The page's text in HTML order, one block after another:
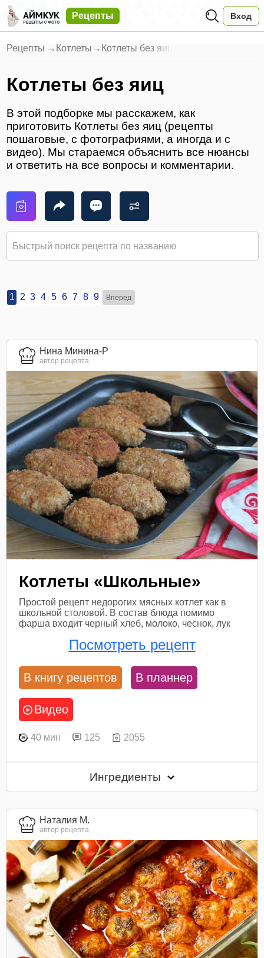
Рецепты Вход
Рецепты → Котлеты → Котлеты без яиц
Котлеты без яиц
В этой подборке мы расскажем, как
приготовить Котлеты без яиц (рецепты
пошаговые, с фотографиями, а иногда и с
видео). Мы стараемся объяснить все нюансы
и ответить на все вопросы и комментарии.
1 2 3 4 5 6 7 8 9 Вперед
Нина Минина-Р
автор рецепта
Котлеты «Школьные»
Простой рецепт недорогих мясных котлет как в
школьной столовой. В состав блюда помимо
фарша входит черный хлеб, молоко, чеснок, лук
Посмотреть рецепт
В книгу рецептов В планнер
Видео
40 мин 125 2055
Ингредиенты
Наталия М.
автор рецепта